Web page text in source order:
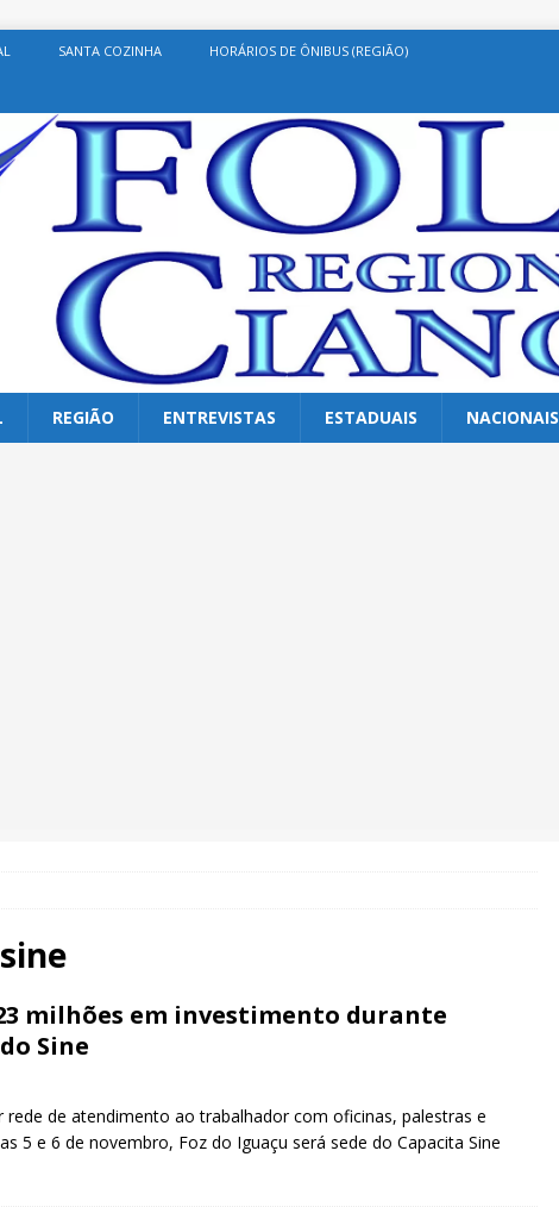
SANTA COZINHA HORÁRIOS DE ÔNIBUS (REGIÃO)
REGIÃO ENTREVISTAS ESTADUAIS NACIONAIS
milhões em investimento durante
Sine
rede de atendimento ao trabalhador com oficinas, palestras e
5 e 6 de novembro, Foz do Iguaçu será sede do Capacita Sine